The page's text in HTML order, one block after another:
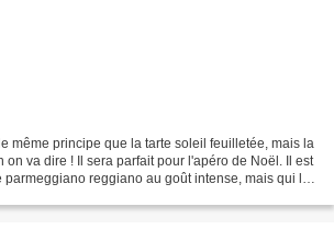
même principe que la tarte soleil feuilletée, mais la
on va dire ! Il sera parfait pour l'apéro de Noël. Il est
parmeggiano reggiano au goût intense, mais qui lui